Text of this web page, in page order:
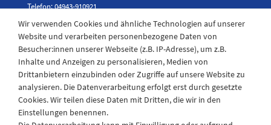
Telefon: 04943-910921
Laden Öffnungszeiten
Montag - Freitag
08:30 - 12:30 und 13.00 - 17.30 Uhr
Samstags
08:30 bis 12:30 Uhr
Wir verwenden Cookies und ähnliche Technologien auf unserer
Website und verarbeiten personenbezogene Daten von
Besucher:innen unserer Webseite (z.B. IP-Adresse), um z.B.
Inhalte und Anzeigen zu personalisieren, Medien von
Drittanbietern einzubinden oder Zugriffe auf unsere Website zu
analysieren. Die Datenverarbeitung erfolgt erst durch gesetzte
Cookies. Wir teilen diese Daten mit Dritten, die wir in den
Einstellungen benennen.